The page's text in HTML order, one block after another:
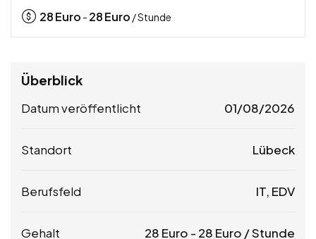
28Euro - 28Euro / Stunde
Überblick
Datum veröffentlicht 01/08/2026
Standort Lübeck
Berufsfeld IT, EDV
Gehalt 28 Euro - 28 Euro / Stunde